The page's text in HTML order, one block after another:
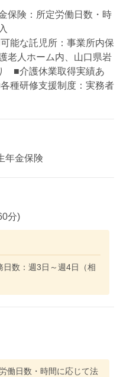
保険：所定労働日数・時
能な託児所：事業所内保
老人ホーム内、山口県岩
■介護休業取得実績あ
種研修支援制度：実務者
年金保険
分)
数：週3日～週4日（相
日数・時間に応じて法